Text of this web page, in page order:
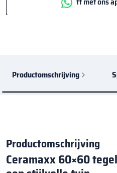
Productomschrijving
Productomschrijving
Ceramaxx 60×60